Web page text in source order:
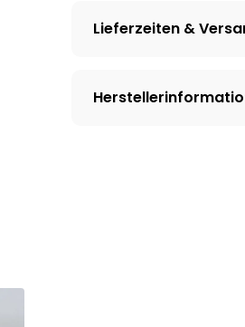
Lieferzeiten &